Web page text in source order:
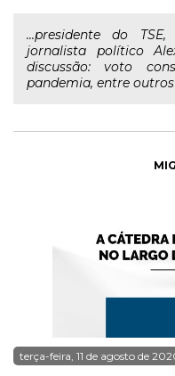
...presidente do
jornalista político
discussão: voto
pandemia, entre
terça-feira, 11 de agosto de